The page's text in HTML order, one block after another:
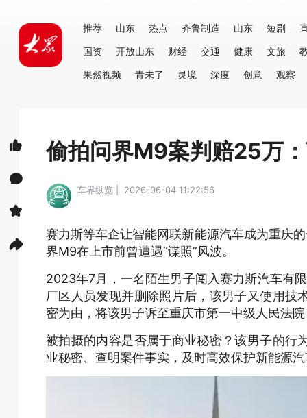
推荐 山东 热点 齐鲁制造 山东 短剧
国资
开放山东 财经 交通 健康 文旅
果然视频
青未了 灵境 深度 创意 观察
偷拍问界M9案判赔25万
车界纵览 | 2026-06-04 11:22:56
赛力斯等车企让智能网联新能源汽车成为重庆
界M9在上市前曾遭遇“谍照”风波。
2023年7月，一名陌生男子闯入赛力斯汽车有
厂区人员发现并删除照片后，该男子又使用技
密为由，将该男子诉至重庆市第一中级人民法
被拍摄的内容是否属于商业秘密？该男子的行
业秘密、查明案件事实，及时高效保护新能源